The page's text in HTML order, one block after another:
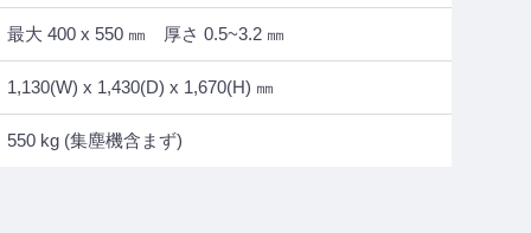
最大 400 x 550 ㎜ 厚さ 0.5~3.2 ㎜
1,130(W) x 1,430(D) x 1,670(H) ㎜
550 kg (集塵機含まず)